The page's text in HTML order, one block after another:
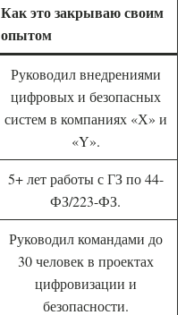
Как это закрываю своим
опытом
Руководил внедрениями
цифровых и безопасных
систем в компаниях «Х» и
«Y».
5+ лет работы с ГЗ по 44-
ФЗ/223-ФЗ.
Руководил командами до
30 человек в проектах
цифровизации и
безопасности.